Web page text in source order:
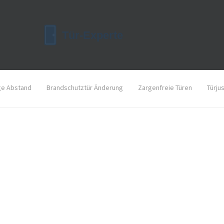
Abstand Brandschutztür Änderung Zargenfreie Türen